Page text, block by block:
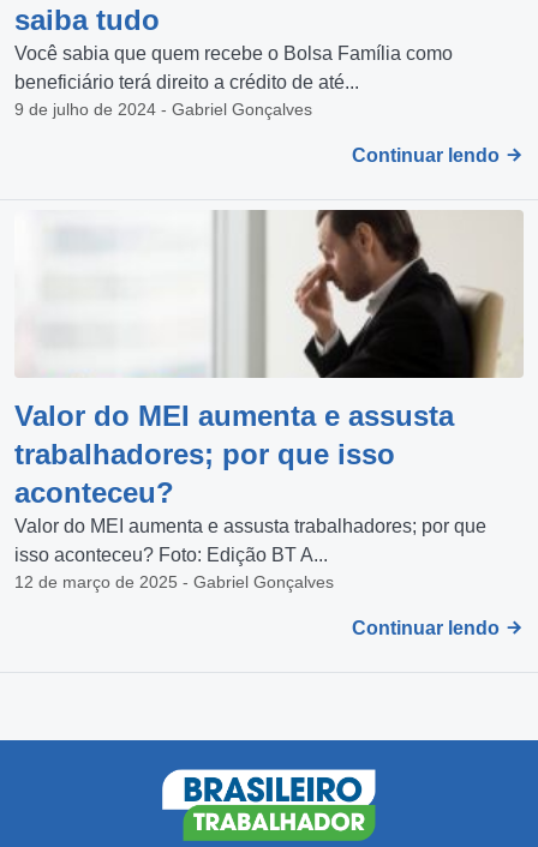
saiba tudo
Você sabia que quem recebe o Bolsa Família como
beneficiário terá direito a crédito de até...
9 de julho de 2024 - Gabriel Gonçalves
Continuar lendo
Valor do MEI aumenta e assusta
trabalhadores; por que isso
aconteceu?
Valor do MEI aumenta e assusta trabalhadores; por que
isso aconteceu? Foto: Edição BT A...
12 de março de 2025 - Gabriel Gonçalves
Continuar lendo